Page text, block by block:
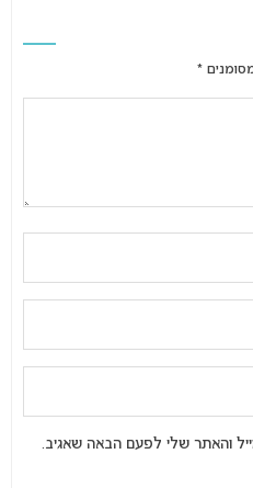
*
והאתר שלי לפעם הבאה שאגיב.